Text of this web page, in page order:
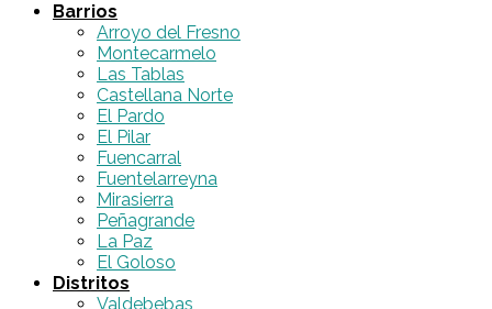
Barrios
Arroyo del Fresno
Montecarmelo
Las Tablas
Castellana Norte
El Pardo
El Pilar
Fuencarral
Fuentelarreyna
Mirasierra
Peñagrande
La Paz
El Goloso
Distritos
Valdebebas